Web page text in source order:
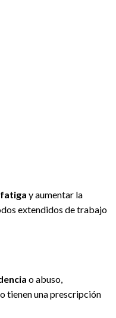
fatiga y aumentar la
extendidos de trabajo
o abuso,
tienen una prescripción